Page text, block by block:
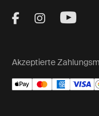
Visit Thule
Visit
Akzeptierte